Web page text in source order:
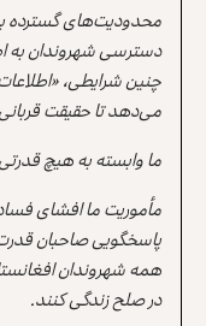
محدودیت‌های گسترده
دسترسی شهروندان به
چنین شرایطی،
می‌دهد تا حقیقت
ما وابسته به هیچ
مأموریت ما افشای
پاسخگویی صاحبان
همه شهروندان
در صلح زندگی کنند.